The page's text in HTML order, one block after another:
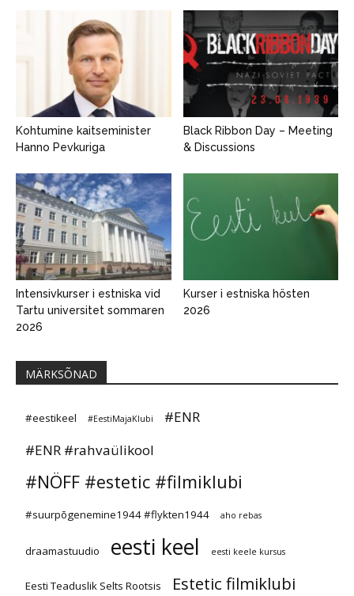
Kohtumine kaitseminister
Hanno Pevkuriga
Black Ribbon Day – Meeting
& Discussions
Intensivkurser i estniska vid
Tartu universitet sommaren
2026
Kurser i estniska hösten
2026
MÄRKSÕNAD
#eestikeel #EestiMajaKlubi
#ENR
#ENR #rahvaülikool
#NÖFF #estetic #filmiklubi
#suurpõgenemine1944 #flykten1944 aho rebas
draamastuudio eesti keel eesti keele kursus
Eesti Teaduslik Selts Rootsis Estetic filmiklubi